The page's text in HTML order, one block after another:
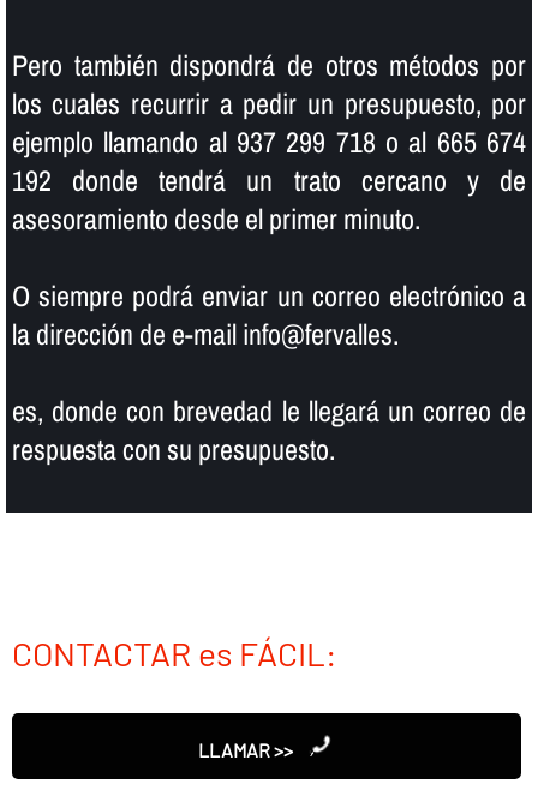
Pero también dispondrá de otros métodos por
los cuales recurrir a pedir un presupuesto, por
ejemplo llamando al 937 299 718 o al 665 674
192 donde tendrá un trato cercano y de
asesoramiento desde el primer minuto.
O siempre podrá enviar un correo electrónico a
la dirección de e-mail info@fervalles.
es, donde con brevedad le llegará un correo de
respuesta con su presupuesto.
CONTACTAR es FÁCIL:
LLAMAR >>